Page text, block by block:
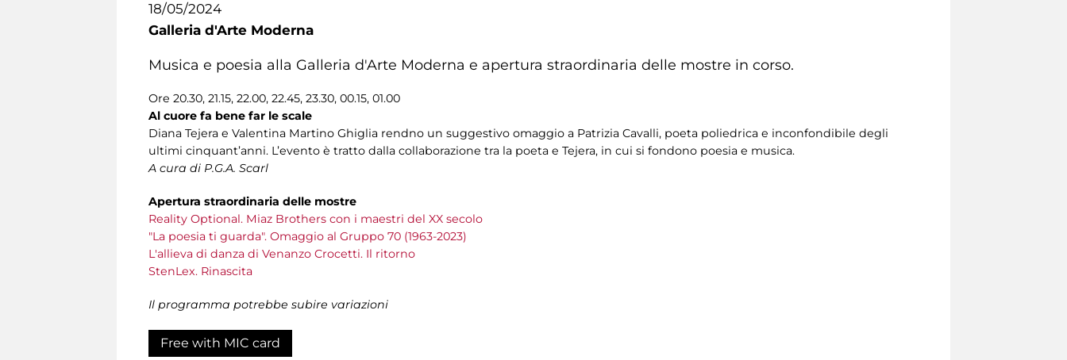
18/05/2024
Galleria d'Arte Moderna
Musica e poesia alla Galleria d'Arte Moderna e apertura straordinaria delle mostre in corso.
Ore 20.30, 21.15, 22.00, 22.45, 23.30, 00.15, 01.00
Al cuore fa bene far le scale
Diana Tejera e Valentina Martino Ghiglia rendno un suggestivo omaggio a Patrizia Cavalli, poeta poliedrica e inconfondibile degli
ultimi cinquant’anni. L’evento è tratto dalla collaborazione tra la poeta e Tejera, in cui si fondono poesia e musica.
A cura di P.G.A. Scarl
Apertura straordinaria delle mostre
Reality Optional. Miaz Brothers con i maestri del XX secolo
"La poesia ti guarda". Omaggio al Gruppo 70 (1963-2023)
L'allieva di danza di Venanzo Crocetti. Il ritorno
StenLex. Rinascita
Il programma potrebbe subire variazioni
Free with MIC card